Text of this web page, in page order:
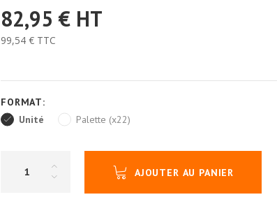
82,95 € HT
99,54 € TTC
FORMAT:
Unité
Palette (x22)
AJOUTER AU PANIER